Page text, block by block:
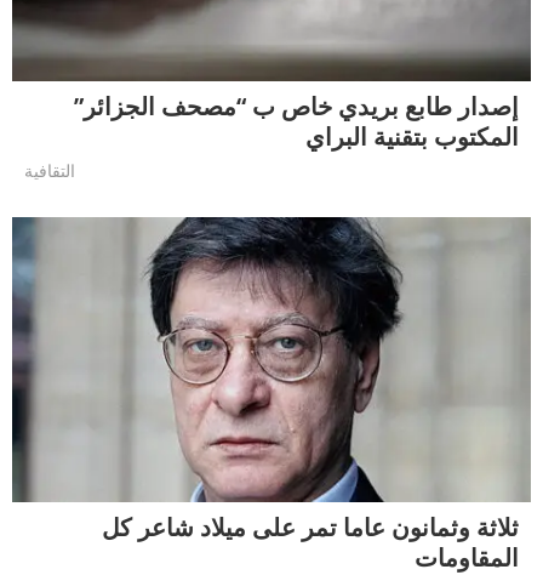
إصدار طابع بريدي خاص ب “مصحف الجزائر”
المكتوب بتقنية البراي
التقافية
ثلاثة وثمانون عاما تمر على ميلاد شاعر كل
المقاومات